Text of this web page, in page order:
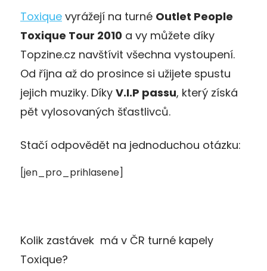
Toxique vyrážejí na turné Outlet People
Toxique Tour 2010 a vy můžete díky
Topzine.cz navštívit všechna vystoupení.
Od října až do prosince si užijete spustu
jejich muziky. Díky V.I.P passu, který získá
pět vylosovaných šťastlivců.
Stačí odpovědět na jednoduchou otázku:
[jen_pro_prihlasene]
Kolik zastávek má v ČR turné kapely
Toxique?